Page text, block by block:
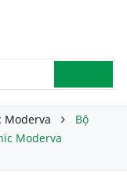
Moderva
Bộ
Moderva